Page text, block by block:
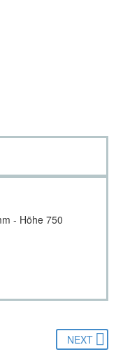
- Höhe 750
NEXT